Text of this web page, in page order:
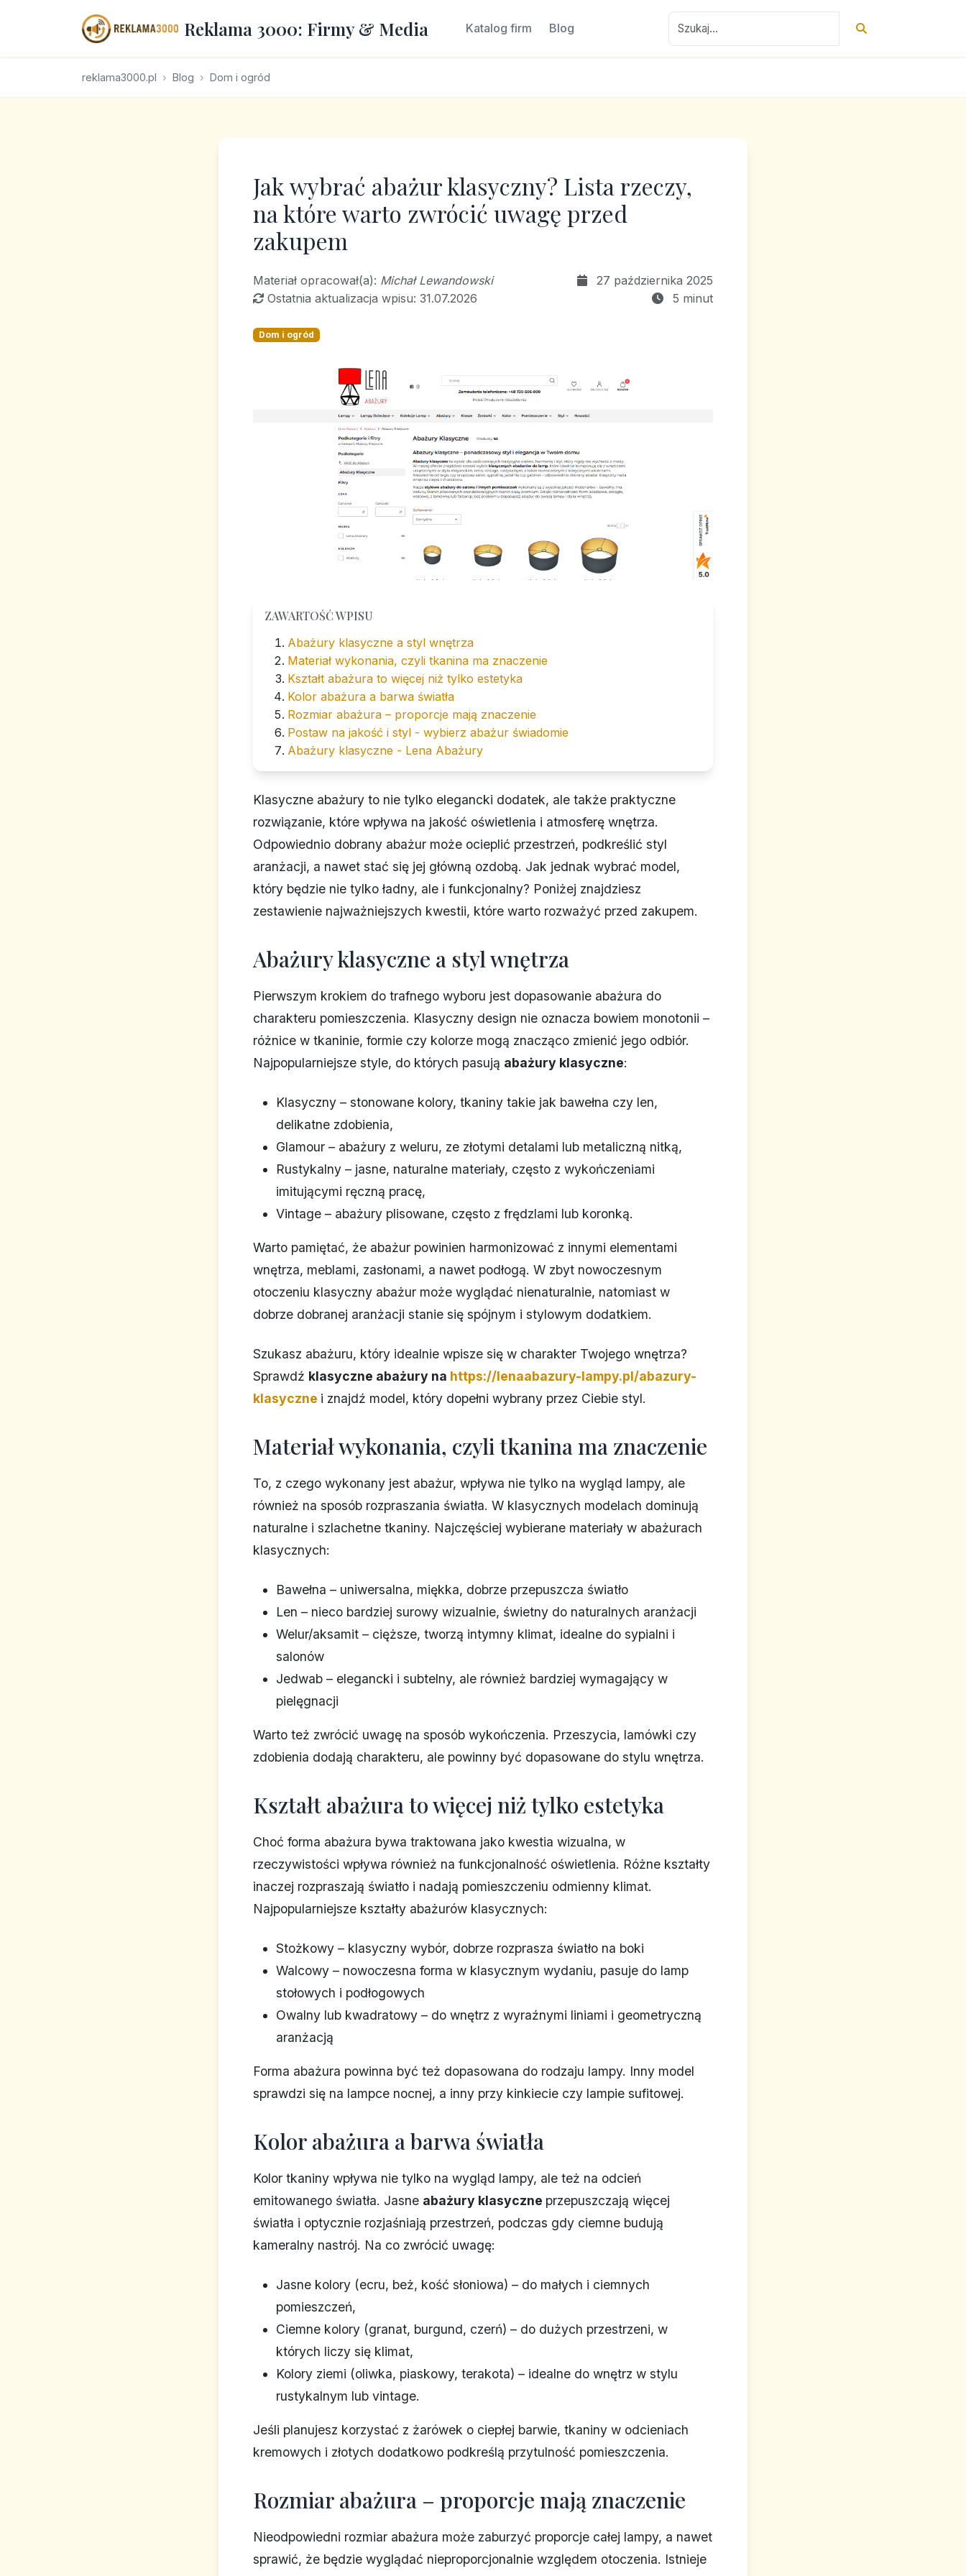
Reklama 3000: Firmy & Media Katalog firm Blog
reklama3000.pl Blog Dom i ogród
Jak wybrać abażur klasyczny? Lista rzeczy,
na które warto zwrócić uwagę przed
zakupem
Materiał opracował(a): Michał Lewandowski
27 października 2025
Ostatnia aktualizacja wpisu: 31.07.2026
5 minut
Dom i ogród
ZAWARTOŚĆ WPISU
Abażury klasyczne a styl wnętrza
Materiał wykonania, czyli tkanina ma znaczenie
Kształt abażura to więcej niż tylko estetyka
Kolor abażura a barwa światła
Rozmiar abażura – proporcje mają znaczenie
Postaw na jakość i styl - wybierz abażur świadomie
Abażury klasyczne - Lena Abażury
Klasyczne abażury to nie tylko elegancki dodatek, ale także praktyczne
rozwiązanie, które wpływa na jakość oświetlenia i atmosferę wnętrza.
Odpowiednio dobrany abażur może ocieplić przestrzeń, podkreślić styl
aranżacji, a nawet stać się jej główną ozdobą. Jak jednak wybrać model,
który będzie nie tylko ładny, ale i funkcjonalny? Poniżej znajdziesz
zestawienie najważniejszych kwestii, które warto rozważyć przed zakupem.
Abażury klasyczne a styl wnętrza
Pierwszym krokiem do trafnego wyboru jest dopasowanie abażura do
charakteru pomieszczenia. Klasyczny design nie oznacza bowiem monotonii –
różnice w tkaninie, formie czy kolorze mogą znacząco zmienić jego odbiór.
Najpopularniejsze style, do których pasują abażury klasyczne:
Klasyczny – stonowane kolory, tkaniny takie jak bawełna czy len,
delikatne zdobienia,
Glamour – abażury z weluru, ze złotymi detalami lub metaliczną nitką,
Rustykalny – jasne, naturalne materiały, często z wykończeniami
imitującymi ręczną pracę,
Vintage – abażury plisowane, często z frędzlami lub koronką.
Warto pamiętać, że abażur powinien harmonizować z innymi elementami
wnętrza, meblami, zasłonami, a nawet podłogą. W zbyt nowoczesnym
otoczeniu klasyczny abażur może wyglądać nienaturalnie, natomiast w
dobrze dobranej aranżacji stanie się spójnym i stylowym dodatkiem.
Szukasz abażuru, który idealnie wpisze się w charakter Twojego wnętrza?
Sprawdź klasyczne abażury na https://lenaabazury-lampy.pl/abazury-
klasyczne i znajdź model, który dopełni wybrany przez Ciebie styl.
Materiał wykonania, czyli tkanina ma znaczenie
To, z czego wykonany jest abażur, wpływa nie tylko na wygląd lampy, ale
również na sposób rozpraszania światła. W klasycznych modelach dominują
naturalne i szlachetne tkaniny. Najczęściej wybierane materiały w abażurach
klasycznych:
Bawełna – uniwersalna, miękka, dobrze przepuszcza światło
Len – nieco bardziej surowy wizualnie, świetny do naturalnych aranżacji
Welur/aksamit – cięższe, tworzą intymny klimat, idealne do sypialni i
salonów
Jedwab – elegancki i subtelny, ale również bardziej wymagający w
pielęgnacji
Warto też zwrócić uwagę na sposób wykończenia. Przeszycia, lamówki czy
zdobienia dodają charakteru, ale powinny być dopasowane do stylu wnętrza.
Kształt abażura to więcej niż tylko estetyka
Choć forma abażura bywa traktowana jako kwestia wizualna, w
rzeczywistości wpływa również na funkcjonalność oświetlenia. Różne kształty
inaczej rozpraszają światło i nadają pomieszczeniu odmienny klimat.
Najpopularniejsze kształty abażurów klasycznych:
Stożkowy – klasyczny wybór, dobrze rozprasza światło na boki
Walcowy – nowoczesna forma w klasycznym wydaniu, pasuje do lamp
stołowych i podłogowych
Owalny lub kwadratowy – do wnętrz z wyraźnymi liniami i geometryczną
aranżacją
Forma abażura powinna być też dopasowana do rodzaju lampy. Inny model
sprawdzi się na lampce nocnej, a inny przy kinkiecie czy lampie sufitowej.
Kolor abażura a barwa światła
Kolor tkaniny wpływa nie tylko na wygląd lampy, ale też na odcień
emitowanego światła. Jasne abażury klasyczne przepuszczają więcej
światła i optycznie rozjaśniają przestrzeń, podczas gdy ciemne budują
kameralny nastrój. Na co zwrócić uwagę:
Jasne kolory (ecru, beż, kość słoniowa) – do małych i ciemnych
pomieszczeń,
Ciemne kolory (granat, burgund, czerń) – do dużych przestrzeni, w
których liczy się klimat,
Kolory ziemi (oliwka, piaskowy, terakota) – idealne do wnętrz w stylu
rustykalnym lub vintage.
Jeśli planujesz korzystać z żarówek o ciepłej barwie, tkaniny w odcieniach
kremowych i złotych dodatkowo podkreślą przytulność pomieszczenia.
Rozmiar abażura – proporcje mają znaczenie
Nieodpowiedni rozmiar abażura może zaburzyć proporcje całej lampy, a nawet
sprawić, że będzie wyglądać nieproporcjonalnie względem otoczenia. Istnieje